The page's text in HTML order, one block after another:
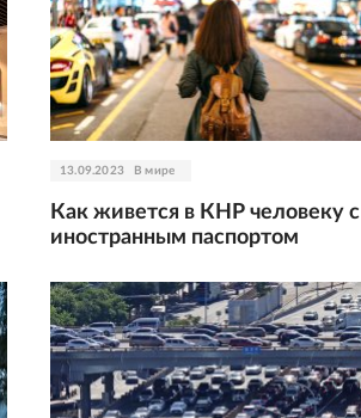
13.09.2023 В мире
Как живется в КНР человеку с
иностранным паспортом